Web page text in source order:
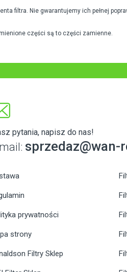
filtra. Nie gwarantujemy ich pełnej
części są to części zamienne.
pytania, napisz do nas!
sprzedaz@wan-
prywatności
strony
Filtry Sklep